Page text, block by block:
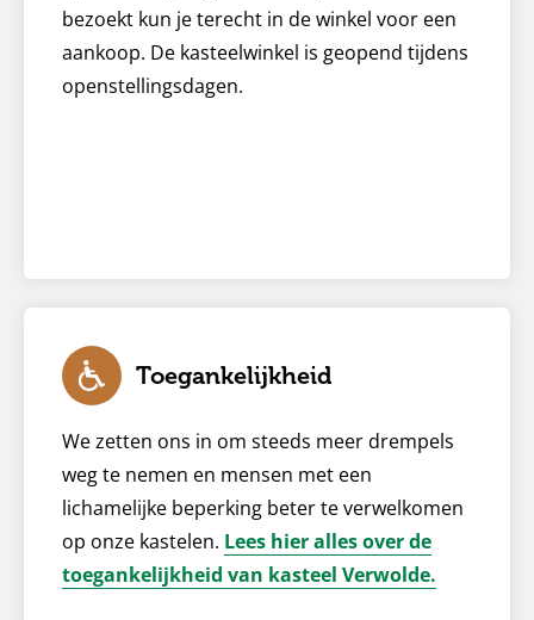
bezoekt kun je terecht in de winkel voor een
aankoop. De kasteelwinkel is geopend tijdens
openstellingsdagen.
Toegankelijkheid
We zetten ons in om steeds meer drempels
weg te nemen en mensen met een
lichamelijke beperking beter te verwelkomen
op onze kastelen. Lees hier alles over de
toegankelijkheid van kasteel Verwolde.